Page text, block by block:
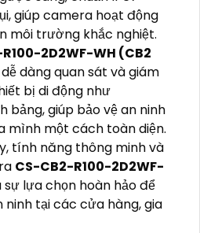
giúp camera hoạt động
môi trường khắc nghiệt.
2D2WF-WH (CB2
dàng quan sát và giám
bị di động như
giúp bảo vệ an ninh
mình một cách toàn diện.
tính năng thông minh và
CS-CB2-R100-2D2WF-
sự lựa chọn hoàn hảo để
ninh tại các cửa hàng, gia